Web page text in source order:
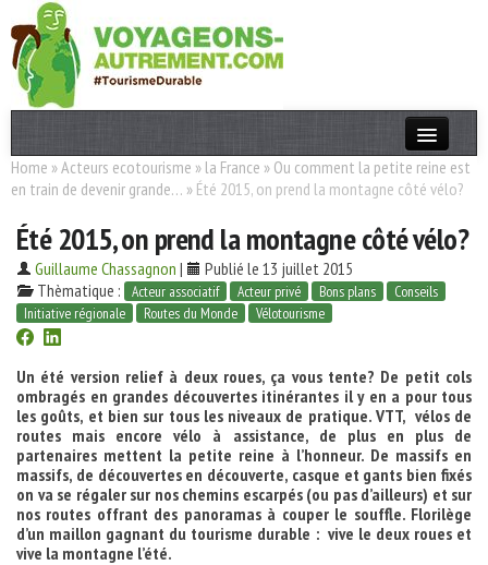
Actualités
Destinations
Acteurs
Thèmes
OK
Home »Acteurs ecotourisme » la France » Ou comment la petite reine est
en train de devenir grande… » Été 2015, on prend la montagne côté vélo?
Été 2015, on prend la montagne côté vélo?
Guillaume Chassagnon |
Publié le 13 juillet 2015
Thèmatique :
Acteur associatif Acteur privé Bons plans
Conseils
Initiative régionale
Routes du Monde Vélotourisme
Un été version relief à deux roues, ça vous tente? De petit cols
ombragés en grandes découvertes itinérantes il y en a pour tous
les goûts, et bien sur tous les niveaux de pratique. VTT, vélos de
routes mais encore vélo à assistance, de plus en plus de
partenaires mettent la petite reine à l’honneur. De massifs en
massifs, de découvertes en découverte, casque et gants bien fixés
on va se régaler sur nos chemins escarpés (ou pas d’ailleurs) et sur
nos routes offrant des panoramas à couper le souffle. Florilège
d’un maillon gagnant du tourisme durable : vive le deux roues et
vive la montagne l’été.